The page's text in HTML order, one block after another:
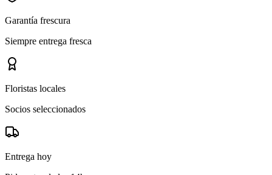
Garantía frescura
Siempre entrega fresca
Floristas locales
Socios seleccionados
Entrega hoy